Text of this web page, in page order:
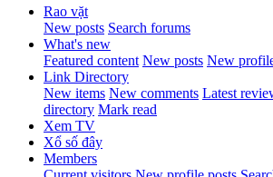
Rao vặt
New posts Search forums
What's new
Featured content New posts New
Link Directory
New items New comments Latest
directory Mark read
Xem TV
Xổ số đây
Members